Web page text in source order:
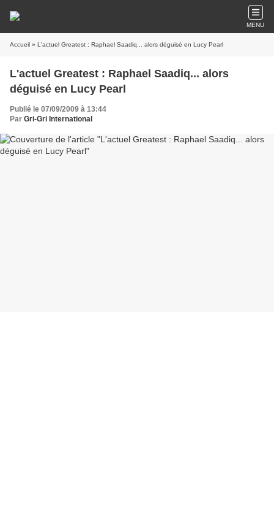
MENU
Accueil » L'actuel Greatest : Raphael Saadiq... alors déguisé en Lucy Pearl
L'actuel Greatest : Raphael Saadiq... alors
déguisé en Lucy Pearl
Publié le 07/09/2009 à 13:44
Par Gri-Gri International